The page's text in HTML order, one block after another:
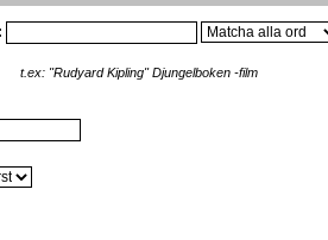
t.ex: "Rudyard Kipling" Djungelboken -film